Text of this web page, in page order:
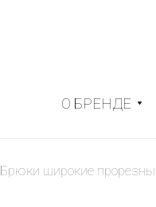
О БРЕНДЕ
Брюки широкие